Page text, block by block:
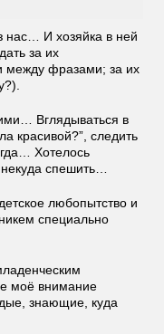
нас… И хозяйка в ней
за их
между фразами; за их
Вглядываться в
красивой?”, следить
Хотелось
спешить…
любопытство и
специально
моё внимание
знающие, куда